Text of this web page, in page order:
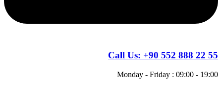
Call Us: +90 552 888 22 55
Monday - Friday : 09:00 - 19:00